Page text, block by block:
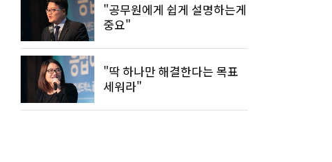
"공무원에게 쉽게 설명하는게
중요"
"딱 하나만 해결한다는 목표
세워라"